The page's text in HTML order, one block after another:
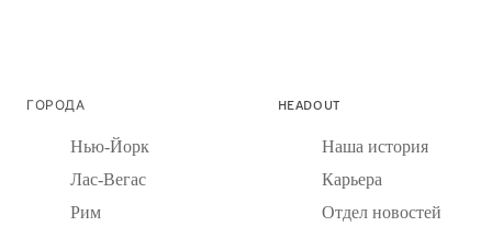
ГОРОДА
Нью-Йорк
Лас-Вегас
Рим
HEADOUT
Наша история
Карьера
Отдел новостей